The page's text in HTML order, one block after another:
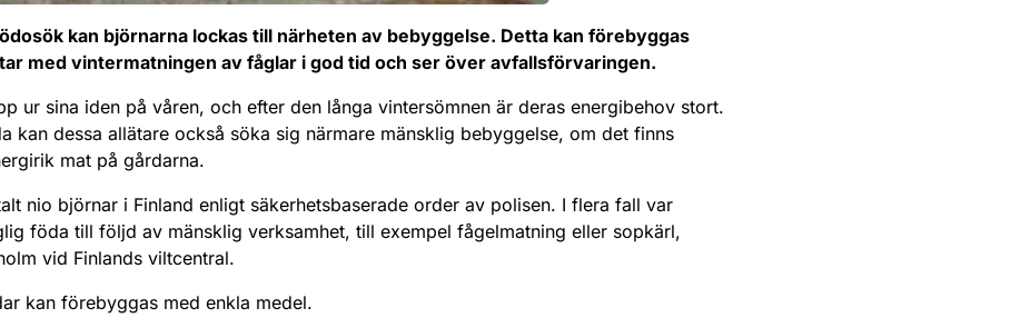
kan björnarna lockas till närheten av bebyggelse. Detta kan förebyggas
med vintermatningen av fåglar i god tid och ser över avfallsförvaringen.
ur sina iden på våren, och efter den långa vintersömnen är deras energibehov stort.
kan dessa allätare också söka sig närmare mänsklig bebyggelse, om det finns
mat på gårdarna.
nio björnar i Finland enligt säkerhetsbaserade order av polisen. I flera fall var
föda till följd av mänsklig verksamhet, till exempel fågelmatning eller sopkärl,
vid Finlands viltcentral.
kan förebyggas med enkla medel.